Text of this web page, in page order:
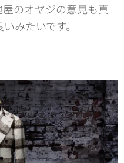
のオヤジの意見も真
みたいです。